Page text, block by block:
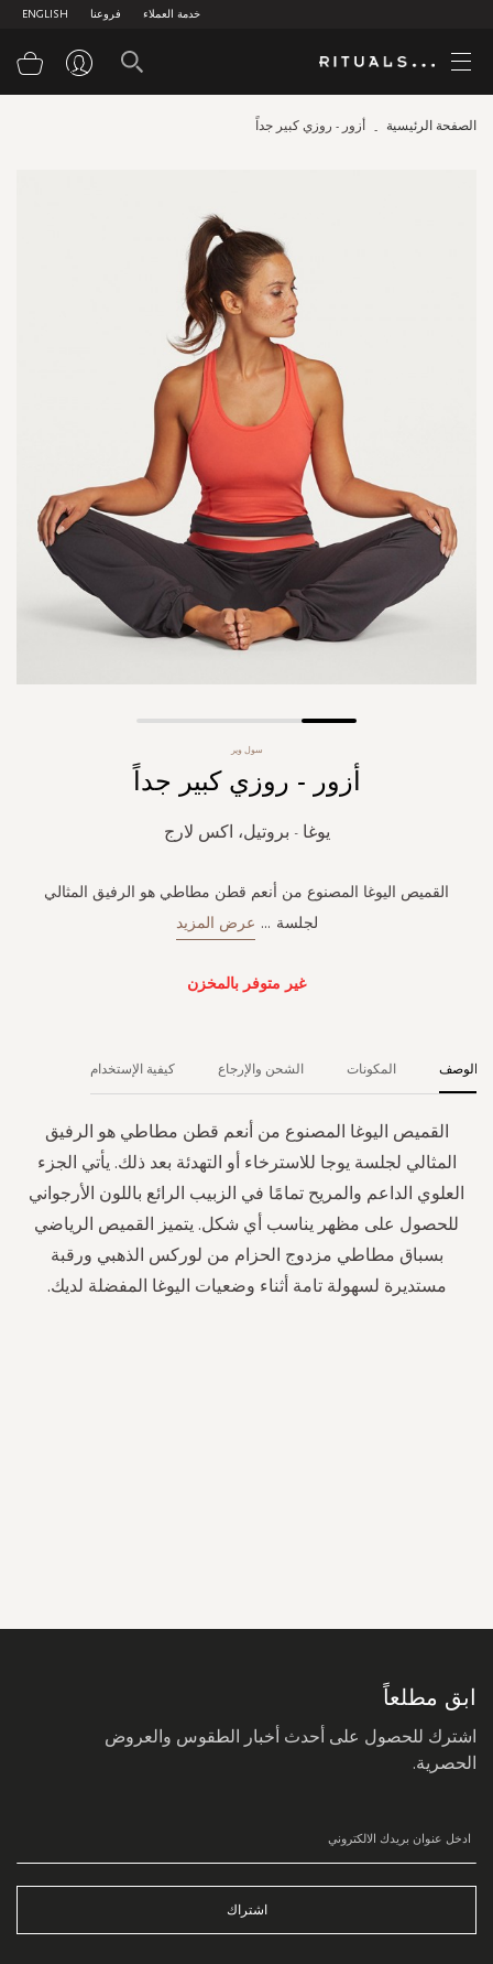
ENGLISH فروعنا خدمة العملاء
الصفحة الرئيسية أزور - روزي كبير جداً
gallery
سول وير
أزور - روزي كبير جداً
يوغا - بروتيل، اكس لارج
القميص اليوغا المصنوع من أنعم قطن مطاطي هو الرفيق المثالي
لجلسة ... عرض المزيد
غير متوفر بالمخزن
الوصف
القميص اليوغا المصنوع من أنعم قطن مطاطي هو الرفيق
المثالي لجلسة يوجا للاسترخاء أو التهدئة بعد ذلك. يأتي الجزء
العلوي الداعم والمريح تمامًا في الزبيب الرائع باللون الأرجواني
للحصول على مظهر يناسب أي شكل. يتميز القميص الرياضي
بسباق مطاطي مزدوج الحزام من لوركس الذهبي ورقبة
مستديرة لسهولة تامة أثناء وضعيات اليوغا المفضلة لديك.
المكونات الشحن والإرجاع كيفية الإستخدام
ابق مطلعاً
اشترك للحصول على أحدث أخبار الطقوس والعروض
الحصرية.
اشتراك